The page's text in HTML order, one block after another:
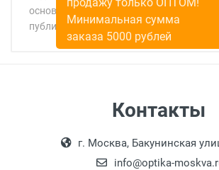
основывается на последних доступных
публикации сведениях
Минимальная сумма заказа 5 000
Минимальная сумма заказа 5 000
18:00, по субботам с
офисе по адресу:
Контакты
г. Москва, Бакунинская
info@optika-
Минимальная сумма
заказа 5000 рублей